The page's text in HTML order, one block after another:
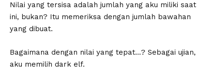
Nilai yang tersisa adalah jumlah yang aku miliki saat
ini, bukan? Itu memeriksa dengan jumlah bawahan
yang dibuat.
Bagaimana dengan nilai yang tepat…? Sebagai ujian,
aku memilih dark elf.